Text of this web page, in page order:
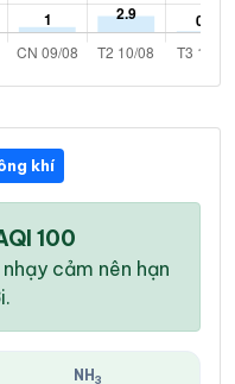
khí
100
cảm nên hạn
NH 3